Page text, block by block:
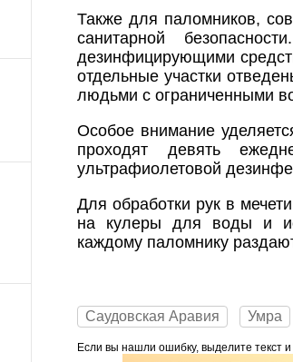
Также для паломников,
санитарной
дезинфицирующими
отдельные участки
людьми с ограниченными
Особое внимание
проходят девять
ультрафиолетовой
Для обработки рук в
на кулеры для воды и
каждому паломнику
Саудовская Аравия Умра
Если вы нашли ошибку, выделите текст